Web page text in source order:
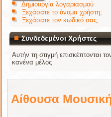
Δημιουργία λογαριασμού
Ξεχάσατε το όνομα χρήστη;
Ξεχάσατε τον κωδικό σας;
Συνδεδεμένοι Χρήστες
Αυτήν τη στιγμή επισκέπτονται
κανένα μέλος
Αίθουσα